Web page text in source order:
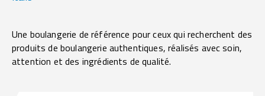
Une boulangerie de référence pour ceux qui recherchent des
produits de boulangerie authentiques, réalisés avec soin,
attention et des ingrédients de qualité.